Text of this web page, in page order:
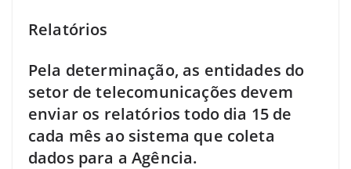
Relatórios
Pela determinação, as entidades do
setor de telecomunicações devem
enviar os relatórios todo dia 15 de
cada mês ao sistema que coleta
dados para a Agência.